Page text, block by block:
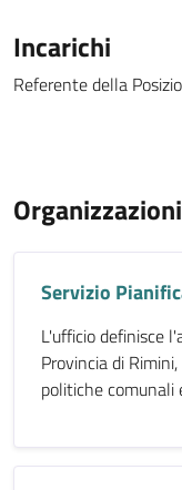
Incarichi
Referente della
Servizio
L'ufficio definisce
Provincia di
politiche comunali